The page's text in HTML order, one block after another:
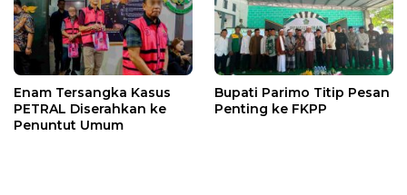
Enam Tersangka Kasus
PETRAL Diserahkan ke
Penuntut Umum
Bupati Parimo Titip Pesan
Penting ke FKPP